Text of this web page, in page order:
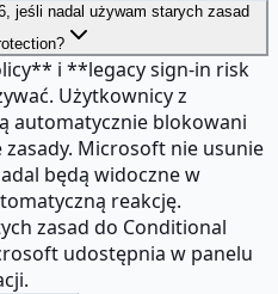
jeśli nadal używam starych zasad
i **legacy sign-in risk
Użytkownicy z
automatycznie blokowani
Microsoft nie usunie
będą widoczne w
reakcję.
zasad do Conditional
udostępnia w panelu